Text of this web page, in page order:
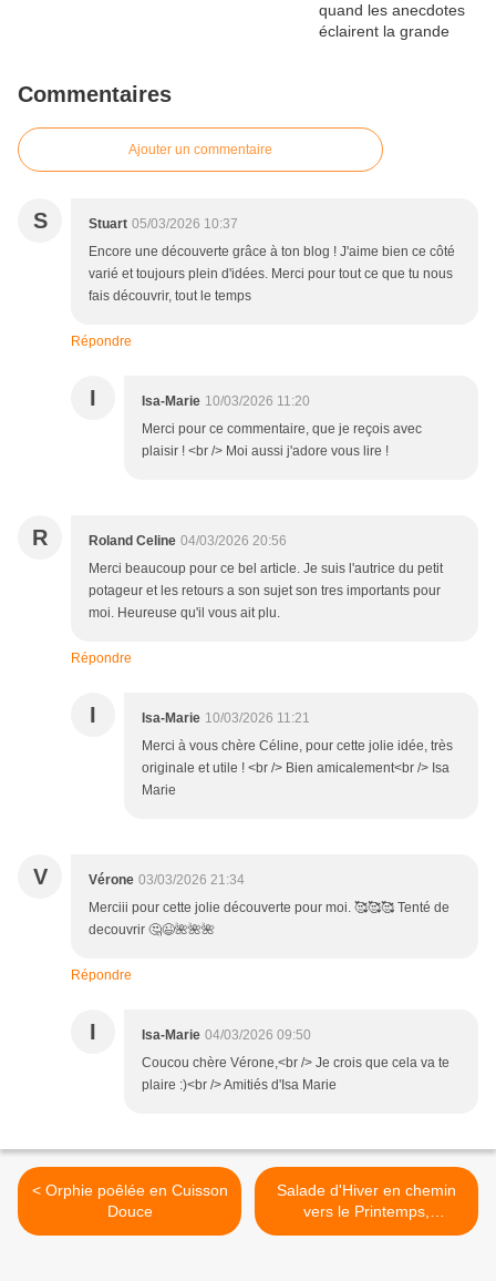
Commentaires
Ajouter un commentaire
S Stuart 05/03/2026 10:37
Encore une découverte grâce à ton blog ! J'aime bien ce côté
varié et toujours plein d'idées. Merci pour tout ce que tu nous
fais découvrir, tout le temps
Répondre
I Isa-Marie 10/03/2026 11:20
Merci pour ce commentaire, que je reçois avec
plaisir ! <br /> Moi aussi j'adore vous lire !
R Roland Celine 04/03/2026 20:56
Merci beaucoup pour ce bel article. Je suis l'autrice du petit
potageur et les retours a son sujet son tres importants pour
moi. Heureuse qu'il vous ait plu.
Répondre
I Isa-Marie 10/03/2026 11:21
Merci à vous chère Céline, pour cette jolie idée, très
originale et utile ! <br /> Bien amicalement<br /> Isa
Marie
V Vérone 03/03/2026 21:34
Merciii pour cette jolie découverte pour moi. 🥰🥰🥰 Tenté de
decouvrir 🤔😉🌺🌺🌺
Répondre
I Isa-Marie 04/03/2026 09:50
Coucou chère Vérone,<br /> Je crois que cela va te
plaire :)<br /> Amitiés d'Isa Marie
< Orphie poêlée en Cuisson
Douce
Salade d'Hiver en chemin
vers le Printemps,
Vitamines vivantes et